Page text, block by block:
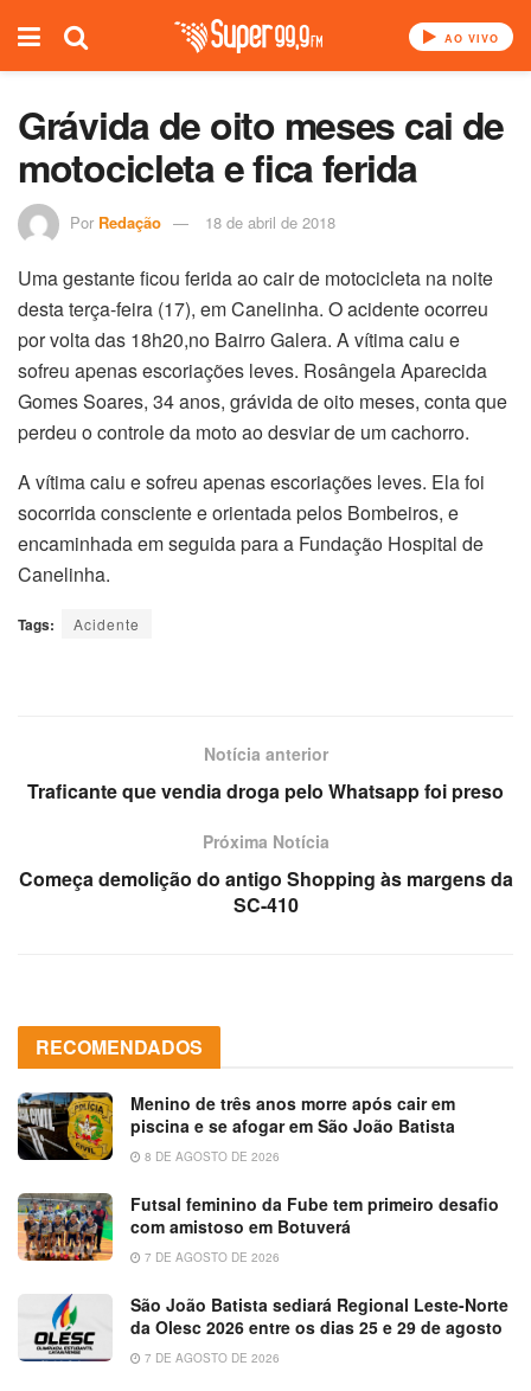
AO VIVO
Grávida de oito meses cai de
motocicleta e fica ferida
Por Redação 18 de abril de 2018
Uma gestante ficou ferida ao cair de motocicleta na noite
desta terça-feira (17), em Canelinha. O acidente ocorreu
por volta das 18h20,no Bairro Galera. A vítima caiu e
sofreu apenas escoriações leves. Rosângela Aparecida
Gomes Soares, 34 anos, grávida de oito meses, conta que
perdeu o controle da moto ao desviar de um cachorro.
A vítima caiu e sofreu apenas escoriações leves. Ela foi
socorrida consciente e orientada pelos Bombeiros, e
encaminhada em seguida para a Fundação Hospital de
Canelinha.
Tags: Acidente
Notícia anterior
Traficante que vendia droga pelo Whatsapp foi preso
Próxima Notícia
Começa demolição do antigo Shopping às margens da
SC-410
RECOMENDADOS
Menino de três anos morre após cair em
piscina e se afogar em São João Batista
8 DE AGOSTO DE 2026
Futsal feminino da Fube tem primeiro desafio
com amistoso em Botuverá
7 DE AGOSTO DE 2026
São João Batista sediará Regional Leste-Norte
da Olesc 2026 entre os dias 25 e 29 de agosto
7 DE AGOSTO DE 2026